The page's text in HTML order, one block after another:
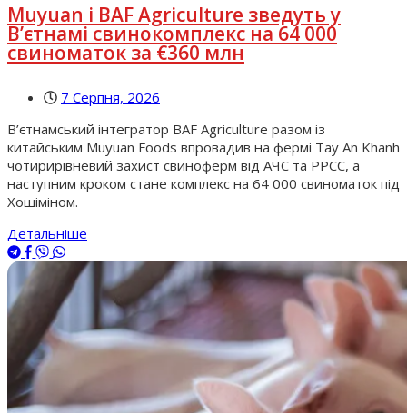
Muyuan і BAF Agriculture зведуть у
В’єтнамі свинокомплекс на 64 000
свиноматок за €360 млн
7 Серпня, 2026
В’єтнамський інтегратор BAF Agriculture разом із
китайським Muyuan Foods впровадив на фермі Tay An Khanh
чотирирівневий захист свиноферм від АЧС та РРСС, а
наступним кроком стане комплекс на 64 000 свиноматок під
Хошіміном.
Детальніше